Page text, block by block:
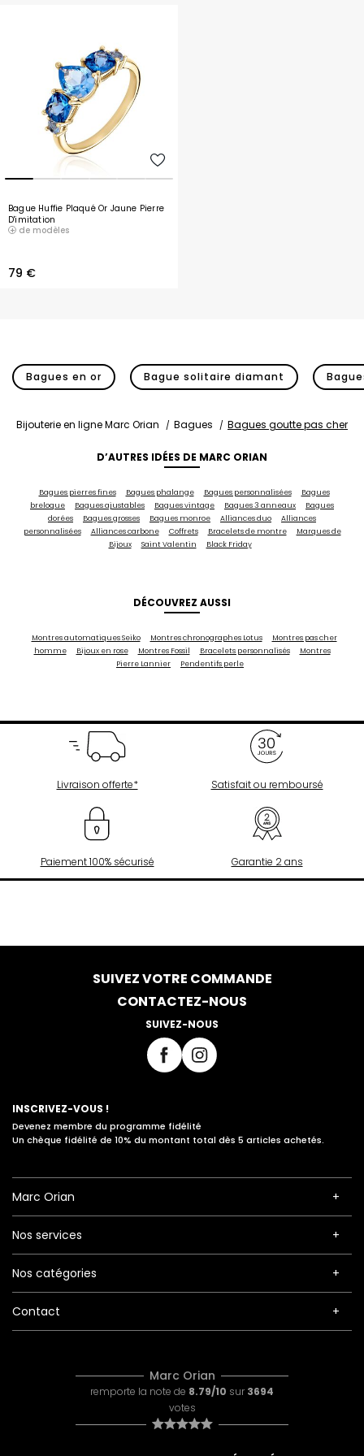
Bague Huffie Plaqué Or Jaune Pierre
D'imitation
de modèles
79 €
Bagues en or Bague solitaire diamant
Bijouterie en ligne Marc Orian Bagues Bagues goutte pas cher
D’AUTRES IDÉES DE MARC ORIAN
Bagues pierres fines Bagues phalange Bagues personnalisées
Bagues
breloque
Bagues ajustables Bagues vintage Bagues 3 anneaux
Bagues
dorées
Bagues grosses Bagues monroe Alliances duo
Alliances
personnalisées
Alliances carbone Coffrets Bracelets de montre
Marques de
Bijoux
Saint Valentin Black Friday
DÉCOUVREZ AUSSI
Montres automatiques Seiko Montres chronographes Lotus
Montres pas cher
homme
Bijoux en rose Montres Fossil Bracelets personnalisés
Montres
Pierre Lannier
Pendentifs perle
Livraison offerte* Satisfait ou remboursé
Paiement 100% sécurisé Garantie 2 ans
SUIVEZ VOTRE COMMANDE
CONTACTEZ-NOUS
SUIVEZ-NOUS
INSCRIVEZ-VOUS !
Devenez membre du programme fidélité
Un chèque fidélité de 10% du montant total dès 5 articles achetés.
Marc Orian
Nos services
Nos catégories
Contact
Marc Orian
remporte la note de 8.79/10 sur 3694
votes